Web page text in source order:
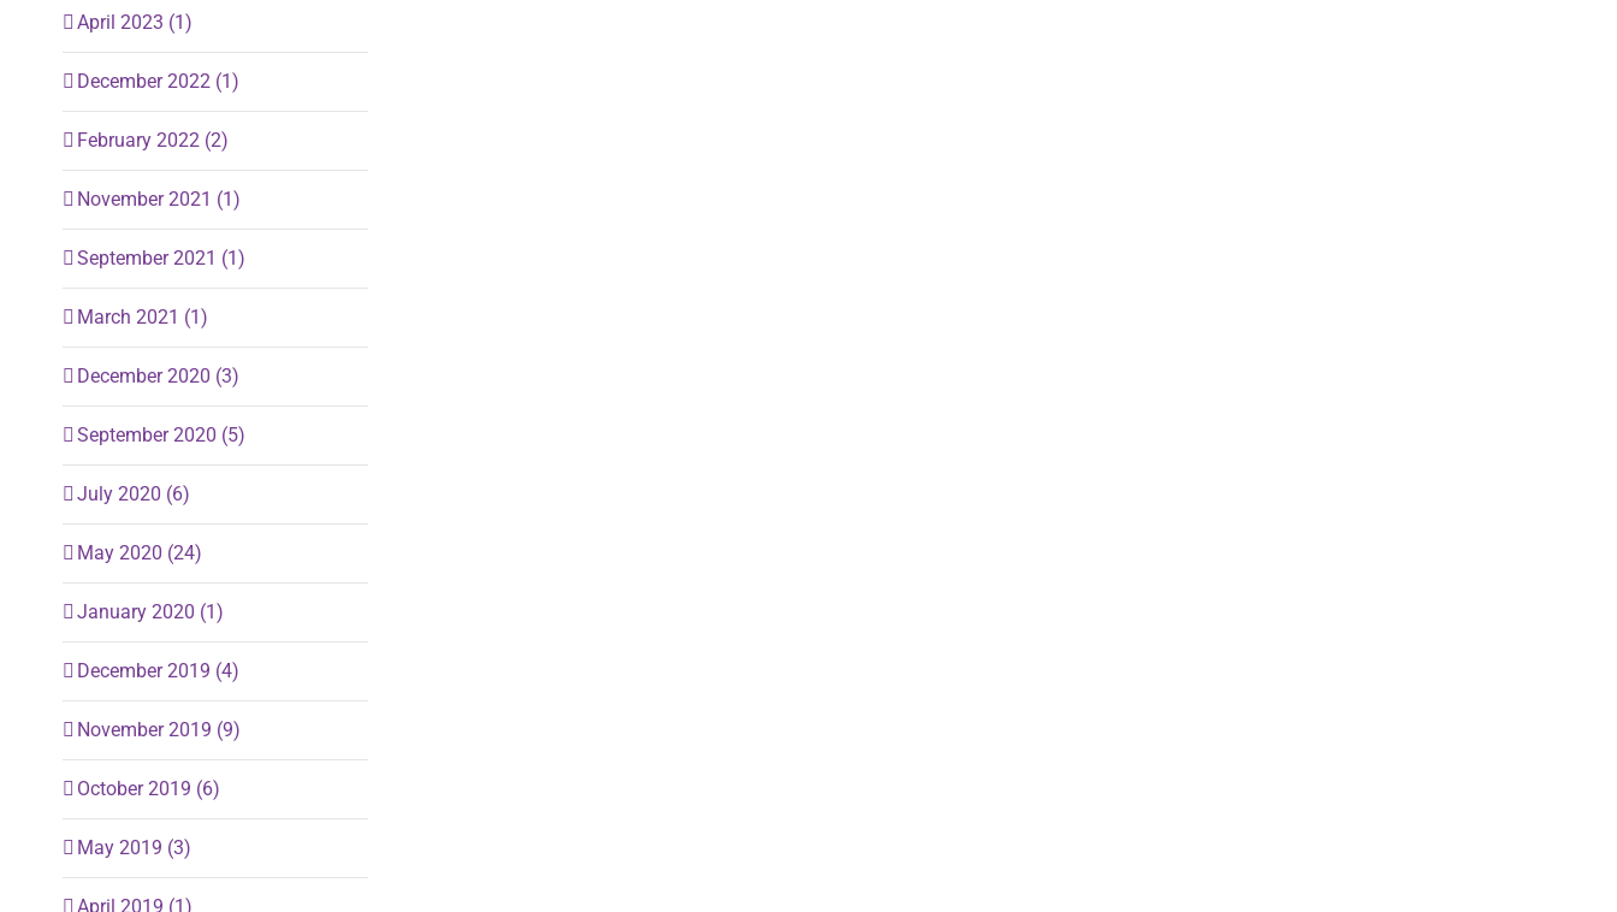
April 2023 (1)
December 2022 (1)
February 2022 (2)
November 2021 (1)
September 2021 (1)
March 2021 (1)
December 2020 (3)
September 2020 (5)
July 2020 (6)
May 2020 (24)
January 2020 (1)
December 2019 (4)
November 2019 (9)
October 2019 (6)
May 2019 (3)
April 2019 (1)